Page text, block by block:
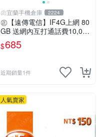
㊣宜蘭手機倉庫 2224
㊣【遠傳電信】IF4G上網 80
GB 送網內互打通話費10,000
元㊣宜蘭手機倉庫
$685
近期銷量1件
人氣賣家